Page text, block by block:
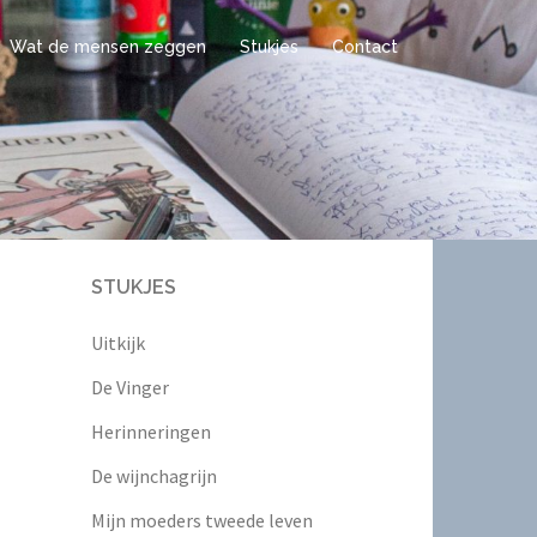
Wat de mensen zeggen Stukjes Contact
STUKJES
Uitkijk
De Vinger
Herinneringen
De wijnchagrijn
Mijn moeders tweede leven